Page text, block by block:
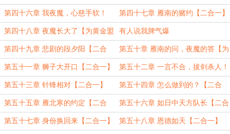
主wise海晨加更11、12】 一】
第四十六章 我夜魔，心慈手软！
【为黄金盟wise海晨加更13、14】
第四十七章 雁南的赌约【二合一】
第四十八章 夜魔长大了【为黄金盟
主wise海晨加更15、16】
有人说我脾气爆
第四十九章 悲剧的段夕阳【二合
一】
第五十章 雁南的问，夜魔的答【为
黄金盟主wise海晨加更17、18】
第五十一章 狮子大开口【二合一】 第五十二章 一言不合，拔剑杀人！
【为黄金盟wise海晨加更19、20】
第五十三章 针锋相对【二合一】 第五十四章 怎么做到的？【二合
一】
第五十五章 雁北寒的约定【二合
一】
第五十六章 如日中天方队长【二合
一】
第五十七章 身份换回来【二合一】 第五十八章 恩德如天【二合一】